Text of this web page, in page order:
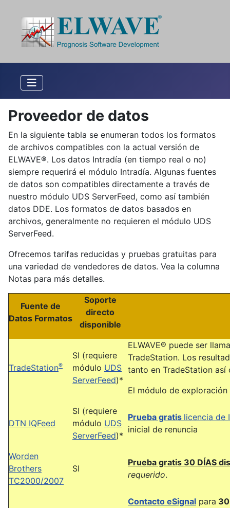
Proveedor de datos
En la siguiente tabla se enumeran todos los formatos
de archivos compatibles con la actual versión de
ELWAVE®. Los datos Intradía (en tiempo real o no)
siempre requerirá el módulo Intradía. Algunas fuentes
de datos son compatibles directamente a través de
nuestro módulo UDS ServerFeed, como así también
datos DDE. Los formatos de datos basados en
archivos, generalmente no requieren el módulo UDS
ServerFeed.
Ofrecemos tarifas reducidas y pruebas gratuitas para
una variedad de vendedores de datos. Vea la columna
Notas para más detalles.
Fuente de
Datos Formatos
Soporte
directo
disponible
TradeStation®
SI (requiere
módulo UDS
ServerFeed)*
ELWAVE® puede ser
TradeStation. Los
tanto en TradeStation así
El módulo de
DTN IQFeed
SI (requiere
módulo UDS
ServerFeed)*
Prueba gratis licencia de
inicial de renuncia
Worden
Brothers
TC2000/2007
SI
Prueba gratis 30 DÍAS
requerido.
Contacto eSignal para